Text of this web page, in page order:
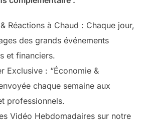
Réactions à Chaud : Chaque jour,
des grands événements
et financiers.
Exclusive : “Économie &
chaque semaine aux
professionnels.
Vidéo Hebdomadaires sur notre